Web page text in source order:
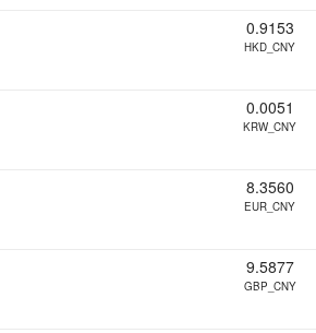
0.9153
HKD_CNY
0.0051
KRW_CNY
8.3560
EUR_CNY
9.5877
GBP_CNY